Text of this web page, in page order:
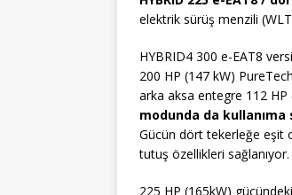
elektrik sürüş menzili
HYBRID4 300 e-EAT8
200 HP (147 kW)
arka aksa entegre 112
modunda da kullanıma
Gücün dört tekerleğe eşit
tutuş özellikleri sağlanıyor.
225 HP (165kW)